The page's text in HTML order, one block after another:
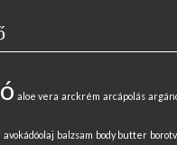
aloe vera arckrém arcápolás
avokádóolaj balzsam body butter